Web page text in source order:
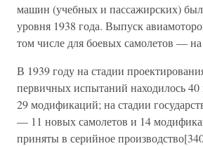
машин (учебных и пассажирских)
уровня 1938 года. Выпуск
том числе для боевых самолетов —
В 1939 году на стадии
первичных испытаний находилось
29 модификаций; на стадии
— 11 новых самолетов и 14
приняты в серийное